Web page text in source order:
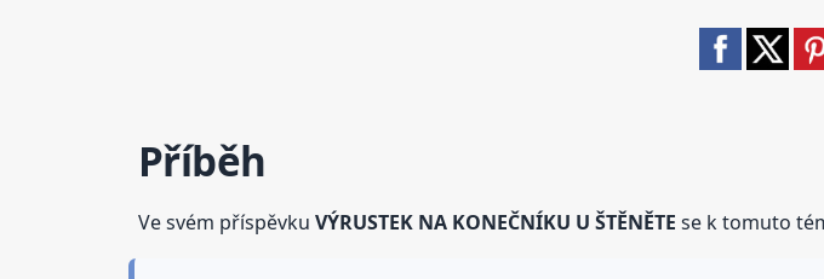
Příběh
Ve svém příspěvku VÝRUSTEK NA KONEČNÍKU U ŠTĚNĚTE se k tomuto